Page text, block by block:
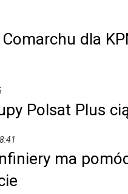
dla
Polsat Plus
ma